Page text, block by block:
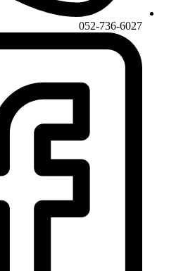
052-736-6027